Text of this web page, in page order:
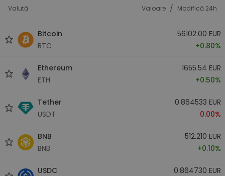
Valută Valoare / Modifică 24h
Bitcoin
BTC
56102.00 EUR
+0.80%
Ethereum
ETH
1655.54 EUR
+0.50%
Tether
USDT
0.864533 EUR
0.00%
BNB
BNB
512.210 EUR
+0.10%
USDC
0.864730 EUR